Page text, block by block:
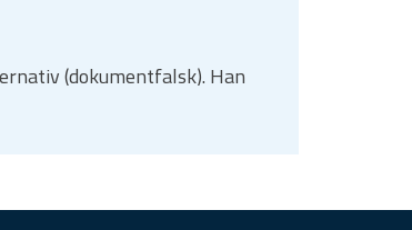
(dokumentfalsk). Han